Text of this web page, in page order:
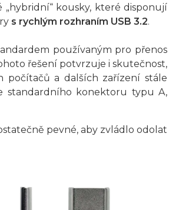
kousky, které disponují
s rychlým rozhraním USB 3.2.
používaným pro přenos
řešení potvrzuje i skutečnost,
počítačů a dalších zařízení stále
standardního konektoru typu A,
pevné, aby zvládlo odolat